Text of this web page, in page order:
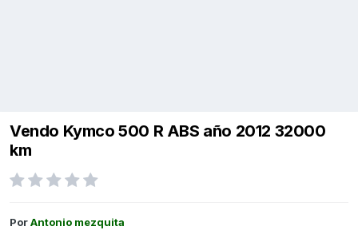
Vendo Kymco 500 R ABS año 2012 32000
km
PorAntonio mezquita